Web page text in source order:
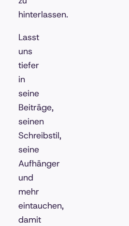
hinterlassen.
Lasst
uns
tiefer
in
seine
Beiträge,
seinen
Schreibstil,
seine
Aufhänger
und
mehr
eintauchen,
damit